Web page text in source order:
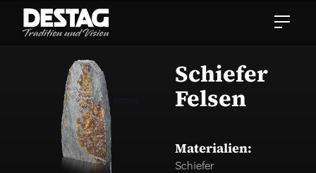
Schiefer
Felsen
Materialien:
Schiefer